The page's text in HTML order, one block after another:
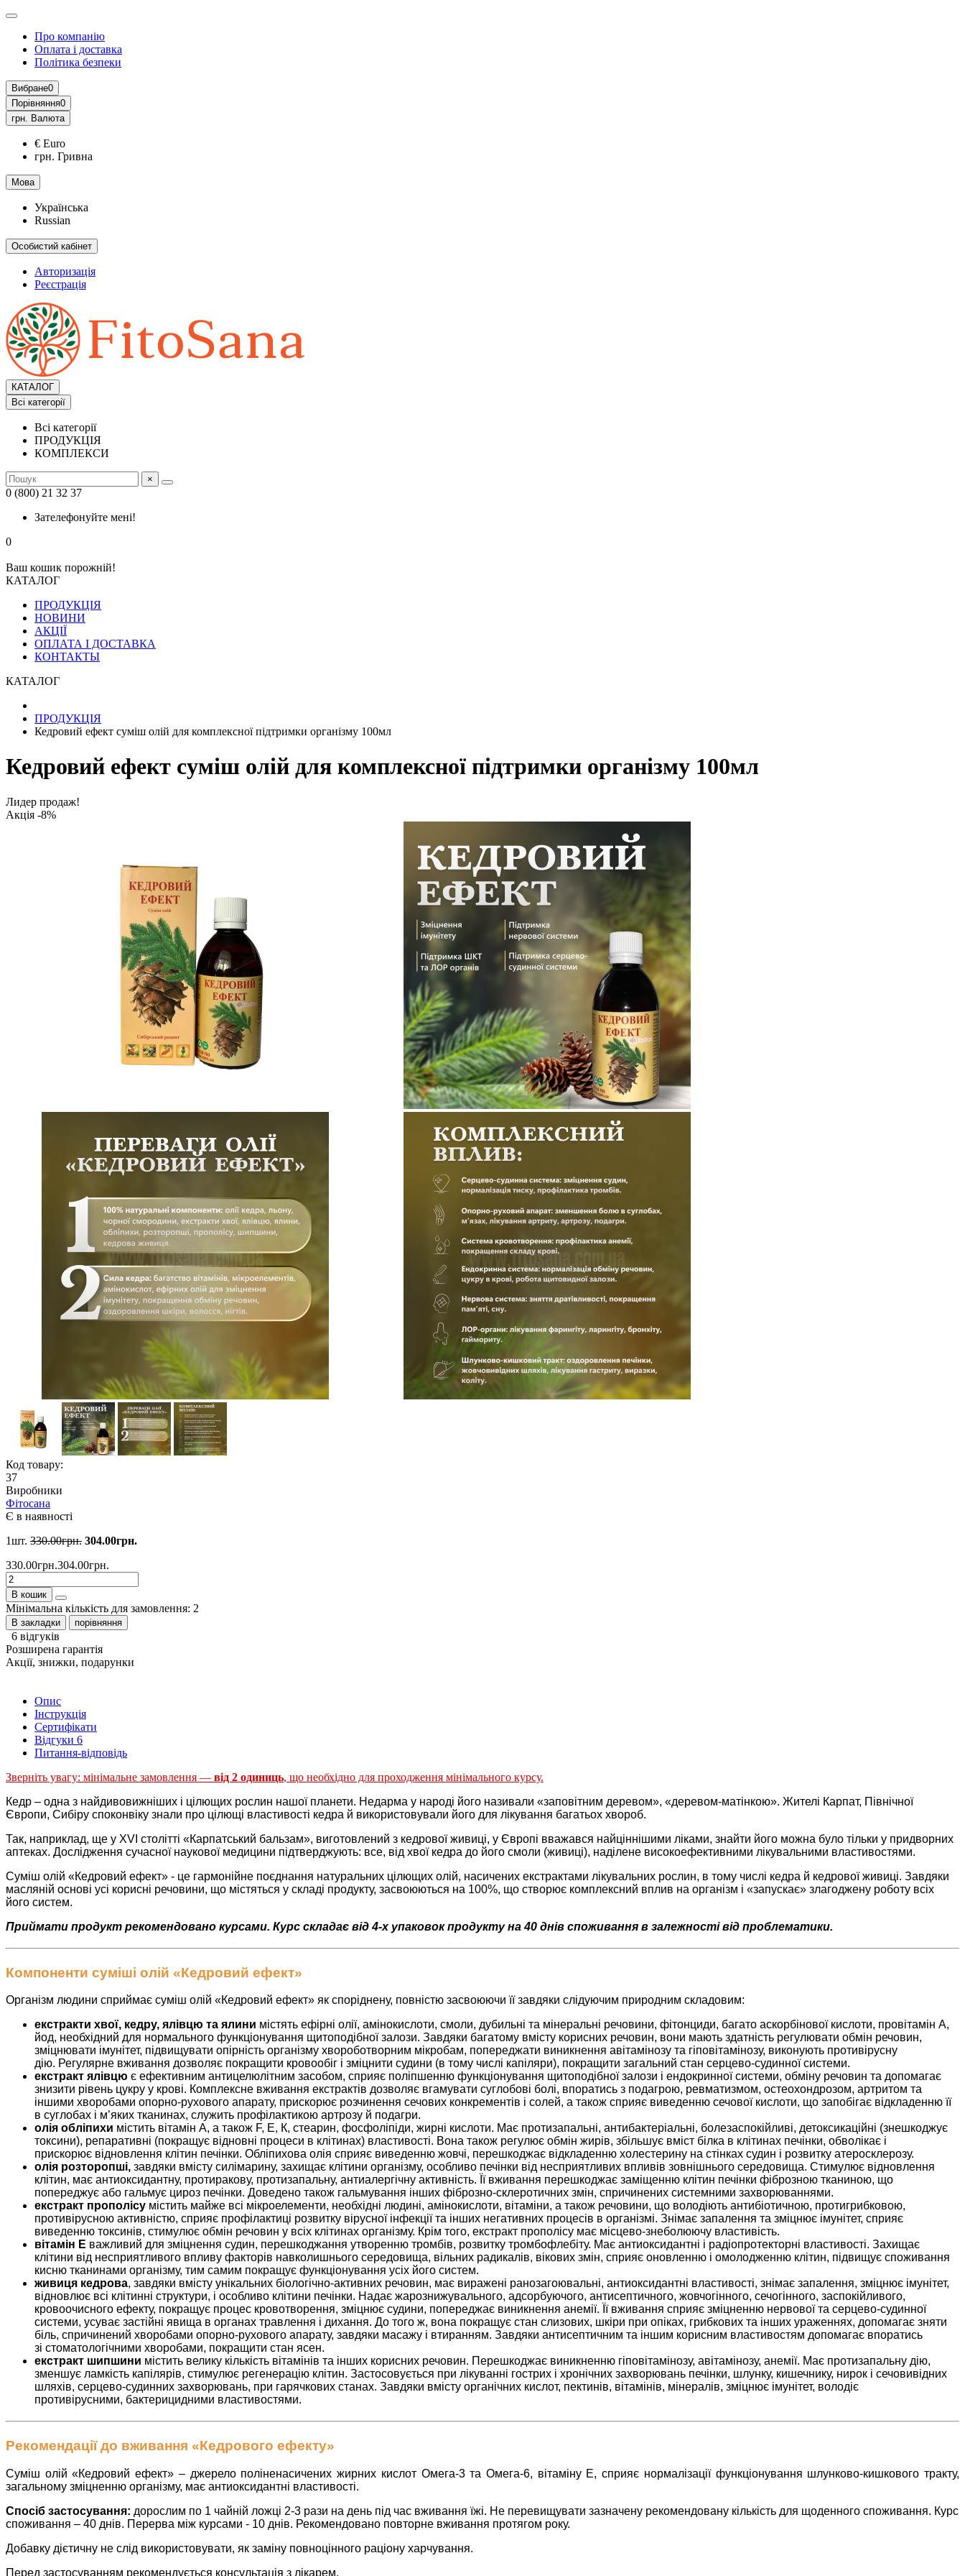
Про компанію
Оплата і доставка
Політика безпеки
Вибране0
Порівняння0
грн. Валюта
€ Euro
грн. Гривна
Мова
Українська
Russian
Особистий кабінет
Авторизація
Реєстрація
КАТАЛОГ
Всі категорії
Всі категорії
ПРОДУКЦІЯ
КОМПЛЕКСИ
×
0 (800) 21 32 37
Зателефонуйте мені!
0
Ваш кошик порожній!
КАТАЛОГ
ПРОДУКЦІЯ
НОВИНИ
АКЦІЇ
ОПЛАТА І ДОСТАВКА
КОНТАКТЫ
КАТАЛОГ
ПРОДУКЦІЯ
Кедровий ефект суміш олій для комплексної підтримки організму 100мл
Кедровий ефект суміш олій для комплексної підтримки організму 100мл
Лидер продаж!
Акція -8%
Код товару:
37
Виробники
Фітосана
Є в наявності
1шт. 330.00грн. 304.00грн.
330.00грн.304.00грн.
В кошик
Мінімальна кількість для замовлення: 2
В закладки порівняння
6 відгуків
Розширена гарантія
Акції, знижки, подарунки
Опис
Інструкція
Сертифікати
Відгуки 6
Питання-відповідь
Зверніть увагу: мінімальне замовлення — від 2 одиниць, що необхідно для проходження мінімального курсу.
Кедр – одна з найдивовижніших і цілющих рослин нашої планети. Недарма у народі його називали «заповітним деревом», «деревом-матінкою». Жителі Карпат, Північної
Європи, Сибіру споконвіку знали про цілющі властивості кедра й використовували його для лікування багатьох хвороб.
Так, наприклад, ще у XVI столітті «Карпатський бальзам», виготовлений з кедрової живиці, у Європі вважався найціннішими ліками, знайти його можна було тільки у придворних
аптеках. Дослідження сучасної наукової медицини підтверджують: все, від хвої кедра до його смоли (живиці), наділене високоефективними лікувальними властивостями.
Суміш олій «Кедровий ефект» - це гармонійне поєднання натуральних цілющих олій, насичених екстрактами лікувальних рослин, в тому числі кедра й кедрової живиці. Завдяки
масляній основі усі корисні речовини, що містяться у складі продукту, засвоюються на 100%, що створює комплексний вплив на організм і «запускає» злагоджену роботу всіх
його систем.
Приймати продукт рекомендовано курсами. Курс складає від 4-х упаковок продукту на 40 днів споживання в залежності від проблематики.
Компоненти суміші олій «Кедровий ефект»
Організм людини сприймає суміш олій «Кедровий ефект» як споріднену, повністю засвоюючи її завдяки слідуючим природним складовим:
екстракти хвої, кедру, ялівцю та ялини містять ефірні олії, амінокислоти, смоли, дубильні та мінеральні речовини, фітонциди, багато аскорбінової кислоти, провітамін А,
йод, необхідний для нормального функціонування щитоподібної залози. Завдяки багатому вмісту корисних речовин, вони мають здатність регулювати обмін речовин,
зміцнювати імунітет, підвищувати опірність організму хвороботворним мікробам, попереджати виникнення авітамінозу та гіповітамінозу, виконують противірусну
дію. Регулярне вживання дозволяє покращити кровообіг і зміцнити судини (в тому числі капіляри), покращити загальний стан серцево-судинної системи.
екстракт ялівцю є ефективним антицелюлітним засобом, сприяє поліпшенню функціонування щитоподібної залози і ендокринної системи, обміну речовин та допомагає
знизити рівень цукру у крові. Комплексне вживання екстрактів дозволяє вгамувати суглобові болі, впоратись з подагрою, ревматизмом, остеохондрозом, артритом та
іншими хворобами опорно-рухового апарату, прискорює розчинення сечових конкрементів і солей, а також сприяє виведенню сечової кислоти, що запобігає відкладенню її
в суглобах і м’яких тканинах, служить профілактикою артрозу й подагри.
олія обліпихи містить вітамін А, а також F, Е, К, стеарин, фосфоліпіди, жирні кислоти. Має протизапальні, антибактеріальні, болезаспокійливі, детоксикаційні (знешкоджує
токсини), репаративні (покращує відновні процеси в клітинах) властивості. Вона також регулює обмін жирів, збільшує вміст білка в клітинах печінки, обволікає і
прискорює відновлення клітин печінки. Обліпихова олія сприяє виведенню жовчі, перешкоджає відкладенню холестерину на стінках судин і розвитку атеросклерозу.
олія розторопші, завдяки вмісту силімарину, захищає клітини організму, особливо печінки від несприятливих впливів зовнішнього середовища. Стимулює відновлення
клітин, має антиоксидантну, протиракову, протизапальну, антиалергічну активність. Її вживання перешкоджає заміщенню клітин печінки фіброзною тканиною, що
попереджує або гальмує цироз печінки. Доведено також гальмування інших фіброзно-склеротичних змін, спричинених системними захворюваннями.
екстракт прополісу містить майже всі мікроелементи, необхідні людині, амінокислоти, вітаміни, а також речовини, що володіють антибіотичною, протигрибковою,
противірусною активністю, сприяє профілактиці розвитку вірусної інфекції та інших негативних процесів в організмі. Знімає запалення та зміцнює імунітет, сприяє
виведенню токсинів, стимулює обмін речовин у всіх клітинах організму. Крім того, екстракт прополісу має місцево-знеболюючу властивість.
вітамін Е важливий для зміцнення судин, перешкоджання утворенню тромбів, розвитку тромбофлебіту. Має антиоксидантні і радіопротекторні властивості. Захищає
клітини від несприятливого впливу факторів навколишнього середовища, вільних радикалів, вікових змін, сприяє оновленню і омолодженню клітин, підвищує споживання
кисню тканинами організму, тим самим покращує функціонування усіх його систем.
живиця кедрова, завдяки вмісту унікальних біологічно-активних речовин, має виражені ранозагоювальні, антиоксидантні властивості, знімає запалення, зміцнює імунітет,
відновлює всі клітинні структури, і особливо клітини печінки. Надає жарознижувального, адсорбуючого, антисептичного, жовчогінного, сечогінного, заспокійливого,
кровоочисного ефекту, покращує процес кровотворення, зміцнює судини, попереджає виникнення анемії. Її вживання сприяє зміцненню нервової та серцево-судинної
системи, усуває застійні явища в органах травлення і дихання. До того ж, вона покращує стан слизових, шкіри при опіках, грибкових та інших ураженнях, допомагає зняти
біль, спричинений хворобами опорно-рухового апарату, завдяки масажу і втиранням. Завдяки антисептичним та іншим корисним властивостям допомагає впоратись
зі стоматологічними хворобами, покращити стан ясен.
екстракт шипшини містить велику кількість вітамінів та інших корисних речовин. Перешкоджає виникненню гіповітамінозу, авітамінозу, анемії. Має протизапальну дію,
зменшує ламкість капілярів, стимулює регенерацію клітин. Застосовується при лікуванні гострих і хронічних захворювань печінки, шлунку, кишечнику, нирок і сечовивідних
шляхів, серцево-судинних захворювань, при гарячкових станах. Завдяки вмісту органічних кислот, пектинів, вітамінів, мінералів, зміцнює імунітет, володіє
противірусними, бактерицидними властивостями.
Рекомендації до вживання «Кедрового ефекту»
Суміш олій «Кедровий ефект» – джерело поліненасичених жирних кислот Омега-3 та Омега-6, вітаміну Е, сприяє нормалізації функціонування шлунково-кишкового тракту,
загальному зміцненню організму, має антиоксидантні властивості.
Спосіб застосування: дорослим по 1 чайній ложці 2-3 рази на день під час вживання їжі. Не перевищувати зазначену рекомендовану кількість для щоденного споживання. Курс
споживання – 40 днів. Перерва між курсами - 10 днів. Рекомендовано повторне вживання протягом року.
Добавку дієтичну не слід використовувати, як заміну повноцінного раціону харчування.
Перед застосуванням рекомендується консультація з лікарем.